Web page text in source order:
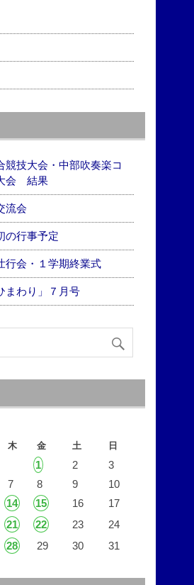
競技大会・中部吹奏楽コ
会 結果
流会
の行事予定
行会・１学期終業式
まわり」７月号
木 金 土 日
1 2
3
7 8 9
10
14 15 16
17
21 22 23
24
28 29 30
31